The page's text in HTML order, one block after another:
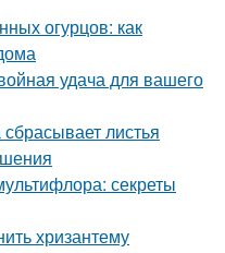
огурцов: как
удача для вашего
листья
секреты
хризантему